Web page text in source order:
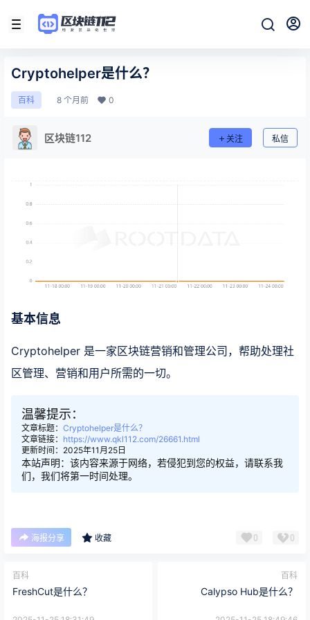
Cryptohelper是什么？
百科 8 个月前 0
区块链112 关注 私信
基本信息
Cryptohelper 是一家区块链营销和管理公司，帮助处理社
区管理、营销和用户所需的一切。
温馨提示：
文章标题： Cryptohelper是什么？
文章链接： https://www.qkl112.com/26661.html
更新时间：2025年11月25日
本站声明：该内容来源于网络，若侵犯到您的权益，请联系我
们，我们将第一时间处理。
海报分享 收藏 0 0
百科
FreshCut是什么？
百科
Calypso Hub是什么？